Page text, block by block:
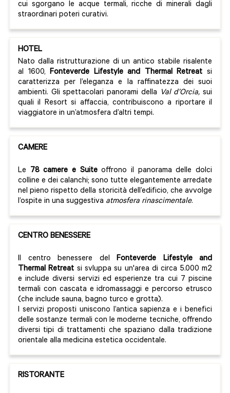
cui sgorgano le acque termali, ricche di minerali dagli
straordinari poteri curativi.
HOTEL
Nato dalla ristrutturazione di un antico stabile risalente
al 1600,Fonteverde Lifestyle and Thermal Retreat si
caratterizza per l’eleganza e la raffinatezza dei suoi
ambienti. Gli spettacolari panorami della Val d’Orcia, sui
quali il Resort si affaccia, contribuiscono a riportare il
viaggiatore in un’atmosfera d’altri tempi.
CAMERE
Le 78 camere e Suiteoffrono il panorama delle dolci
colline e dei calanchi; sono tutte elegantemente arredate
nel pieno rispetto della storicità dell’edificio, che avvolge
l’ospite in una suggestiva atmosfera rinascimentale.
CENTRO BENESSERE
Il centro benessere del Fonteverde Lifestyle and
Thermal Retreat si svluppa su un'area di circa 5.000 m2
e include diversi servizi ed esperienze tra cui 7 piscine
termali con cascata e idromassaggi e percorso etrusco
(che include sauna, bagno turco e grotta).
I servizi proposti uniscono l’antica sapienza e i benefici
delle sostanze termali con le moderne tecniche, offrendo
diversi tipi di trattamenti che spaziano dalla tradizione
orientale alla medicina estetica occidentale.
RISTORANTE